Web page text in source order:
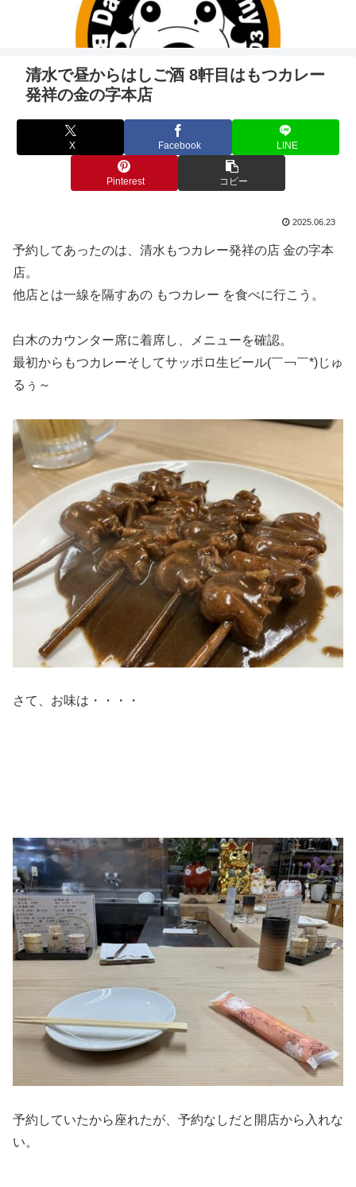
清水で昼からはしご酒 8軒目はもつカレー
発祥の金の字本店
X Facebook LINE
Pinterest コピー
2025.06.23
予約してあったのは、清水もつカレー発祥の店 金の字本
店。
他店とは一線を隔すあの もつカレー を食べに行こう。
白木のカウンター席に着席し、メニューを確認。
最初からもつカレーそしてサッポロ生ビール(￣￢￣*)じゅ
るぅ～
さて、お味は・・・・
予約していたから座れたが、予約なしだと開店から入れな
い。